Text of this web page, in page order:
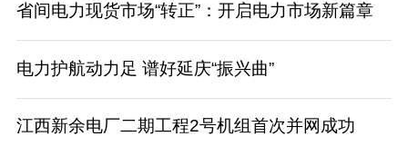
省间电力现货市场“转正”：开启电力市场新篇章
电力护航动力足 谱好延庆“振兴曲”
江西新余电厂二期工程2号机组首次并网成功